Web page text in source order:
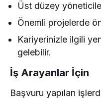
Üst düzey
Önemli projelerde
Kariyerinizle ilgili
gelebilir.
İş Arayanlar İçin
Başvuru yapılan